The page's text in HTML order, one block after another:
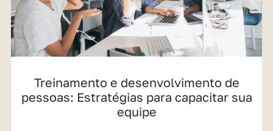
Treinamento e desenvolvimento de
pessoas: Estratégias para capacitar sua
equipe